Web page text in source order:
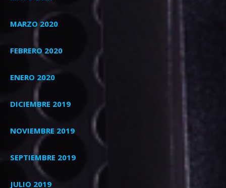
MARZO 2020
FEBRERO 2020
ENERO 2020
DICIEMBRE 2019
NOVIEMBRE 2019
SEPTIEMBRE 2019
JULIO 2019